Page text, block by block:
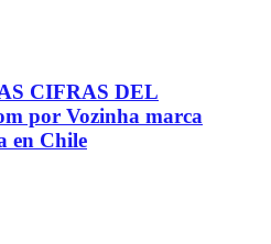
CIFRAS DEL
por Vozinha marca
en Chile